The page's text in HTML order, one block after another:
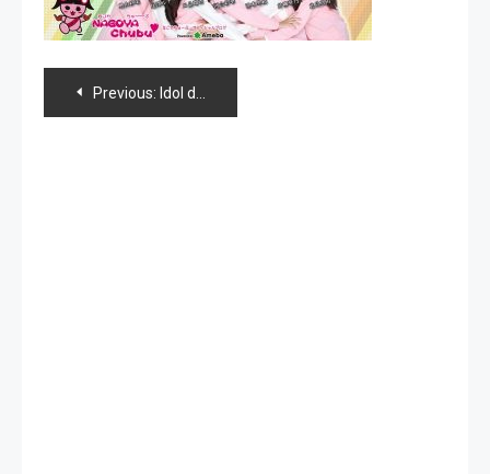
Navegación
Previous: Idol de 14 años despedida por incumplir reglas de contrato